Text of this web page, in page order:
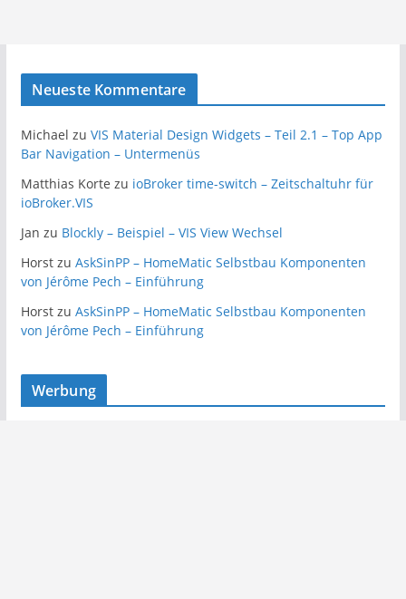
Neueste Kommentare
Michael zu VIS Material Design Widgets – Teil 2.1 – Top App
Bar Navigation – Untermenüs
Matthias Korte zu ioBroker time-switch – Zeitschaltuhr für
ioBroker.VIS
Jan zu Blockly – Beispiel – VIS View Wechsel
Horstzu AskSinPP – HomeMatic Selbstbau Komponenten
von Jérôme Pech – Einführung
Horstzu AskSinPP – HomeMatic Selbstbau Komponenten
von Jérôme Pech – Einführung
Werbung